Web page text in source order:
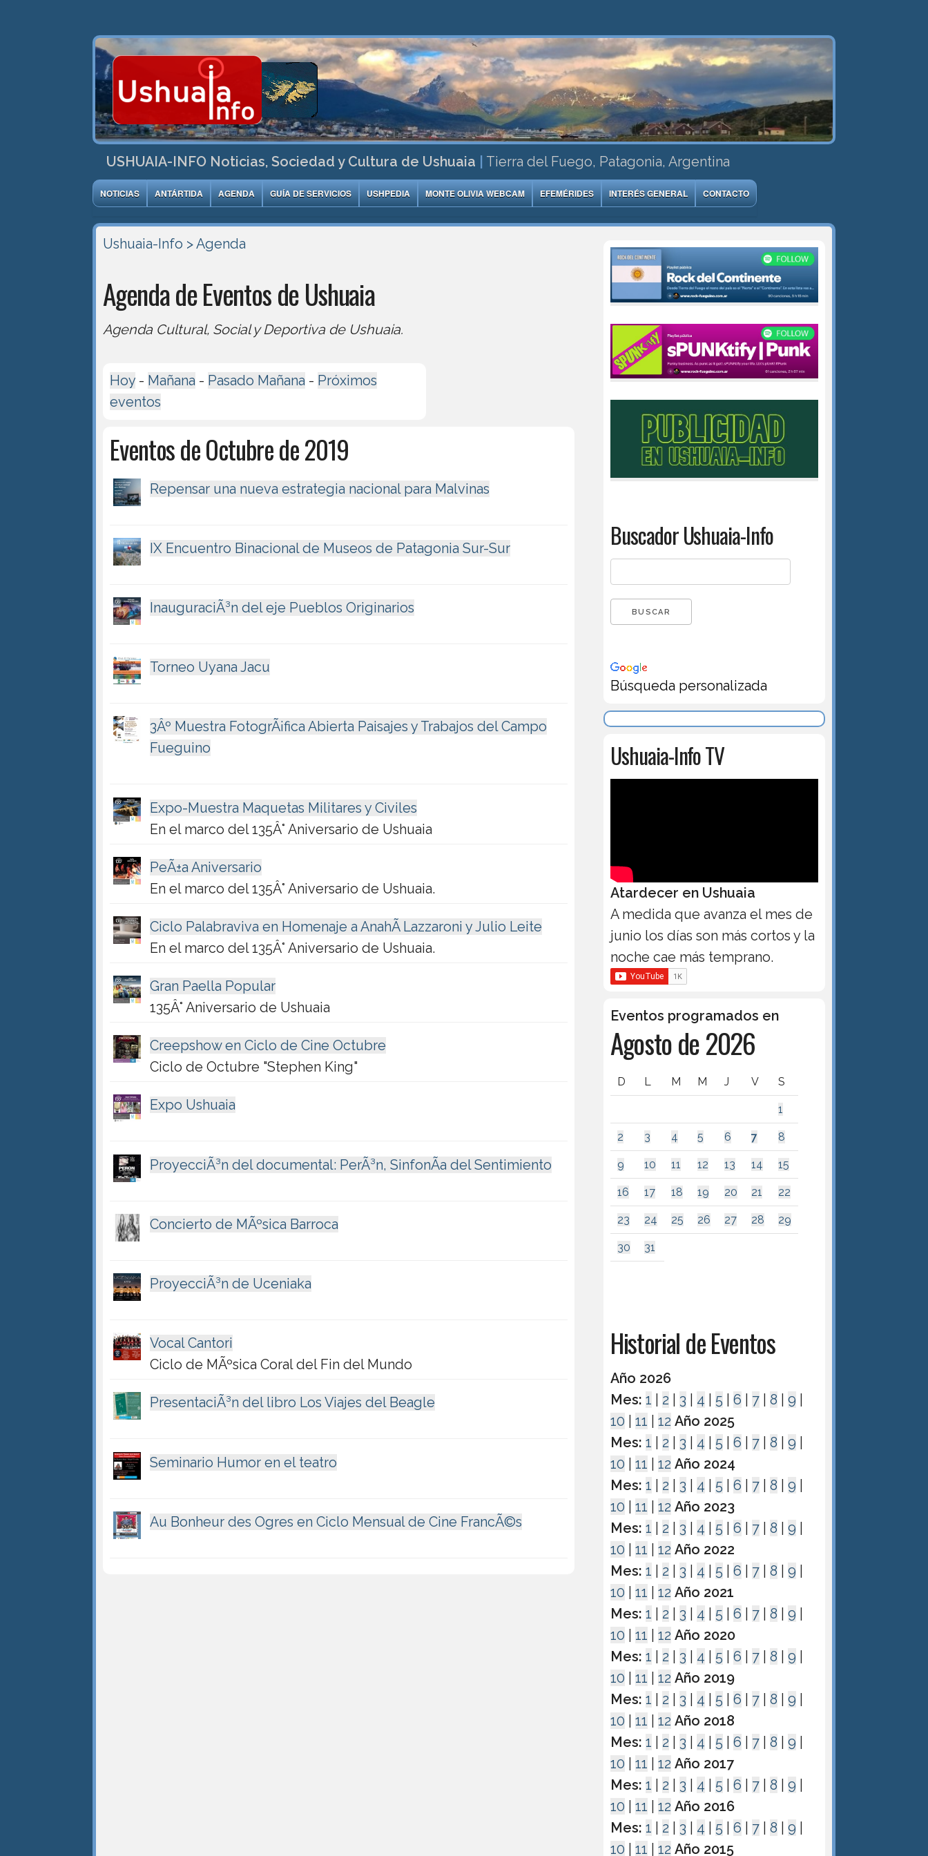
USHUAIA-INFO Noticias, Sociedad y Cultura de Ushuaia Tierra del Fuego, Patagonia, Argentina
NOTICIAS ANTÁRTIDA AGENDA GUÍA DE SERVICIOS USHPEDIA MONTE OLIVIA WEBCAM EFEMÉRIDES INTERÉS GENERAL CONTACTO
Ushuaia-Info > Agenda
Agenda de Eventos de Ushuaia
Agenda Cultural, Social y Deportiva de Ushuaia.
Hoy - Mañana - Pasado Mañana - Próximos
eventos
Eventos de Octubre de 2019
Repensar una nueva estrategia nacional para Malvinas
IX Encuentro Binacional de Museos de Patagonia Sur-Sur
InauguraciÃ³n del eje Pueblos Originarios
Torneo Uyana Jacu
3Âº Muestra FotogrÃ¡fica Abierta Paisajes y Trabajos del Campo
Fueguino
Expo-Muestra Maquetas Militares y Civiles
En el marco del 135Â° Aniversario de Ushuaia
PeÃ±a Aniversario
En el marco del 135Â° Aniversario de Ushuaia.
Ciclo Palabraviva en Homenaje a AnahÃ­ Lazzaroni y Julio Leite
En el marco del 135Â° Aniversario de Ushuaia.
Gran Paella Popular
135Â° Aniversario de Ushuaia
Creepshow en Ciclo de Cine Octubre
Ciclo de Octubre "Stephen King"
Expo Ushuaia
ProyecciÃ³n del documental: PerÃ³n, SinfonÃ­a del Sentimiento
Concierto de MÃºsica Barroca
ProyecciÃ³n de Uceniaka
Vocal Cantori
Ciclo de MÃºsica Coral del Fin del Mundo
PresentaciÃ³n del libro Los Viajes del Beagle
Seminario Humor en el teatro
Au Bonheur des Ogres en Ciclo Mensual de Cine FrancÃ©s
Buscador Ushuaia-Info
Búsqueda personalizada
Ushuaia-Info TV
Atardecer en Ushuaia
A medida que avanza el mes de
junio los días son más cortos y la
noche cae más temprano.
Eventos programados en
Agosto de 2026
D L M M J V S
1
2 3 4 5 6 7 8
9 10 11 12 13 14 15
16 17 18 19 20 21 22
23 24 25 26 27 28 29
30 31
Historial de Eventos
Año 2026
Mes: 1 2 3 4 5 |6 7 |8 |9
10 |11 |12 Año 2025
Mes: 1 2 3 4 5 |6 7 |8 |9
10 |11 |12 Año 2024
Mes: 1 2 3 4 5 |6 7 |8 |9
10 |11 |12 Año 2023
Mes: 1 2 3 4 5 |6 7 |8 |9
10 |11 |12 Año 2022
Mes: 1 2 3 4 5 |6 7 |8 |9
10 |11 |12 Año 2021
Mes: 1 2 3 4 5 |6 7 |8 |9
10 |11 |12 Año 2020
Mes: 1 2 3 4 5 |6 7 |8 |9
10 |11 |12 Año 2019
Mes: 1 2 3 4 5 |6 7 |8 |9
10 |11 |12 Año 2018
Mes: 1 2 3 4 5 |6 7 |8 |9
10 |11 |12 Año 2017
Mes: 1 2 3 4 5 |6 7 |8 |9
10 |11 |12 Año 2016
Mes: 1 2 3 4 5 |6 7 |8 |9
10 |11 |12 Año 2015